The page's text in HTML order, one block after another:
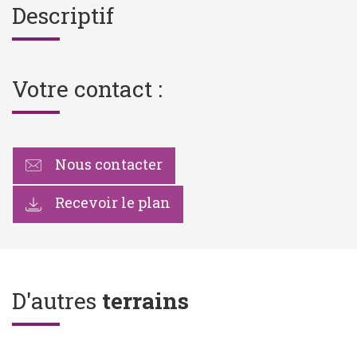
Descriptif
Votre contact :
Nous contacter
Recevoir le plan
D'autres terrains